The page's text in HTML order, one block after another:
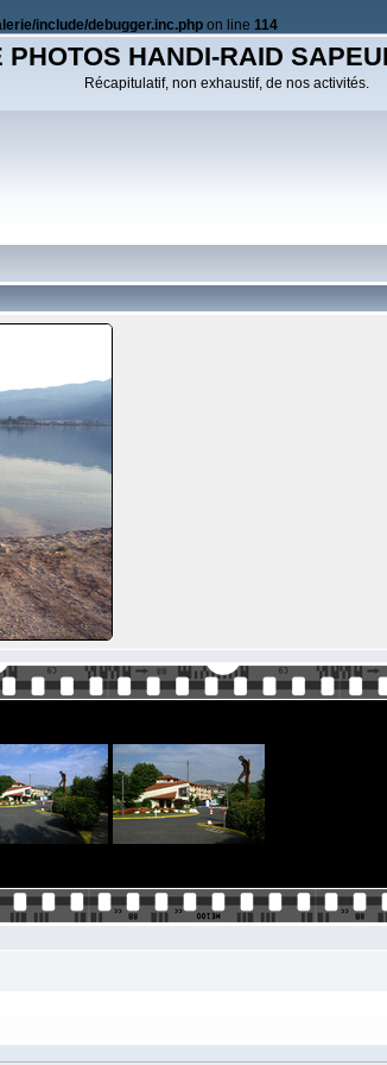
include/debugger.inc.php on line114
PHOTOS HANDI-RAID
Récapitulatif, non exhaustif, de nos activités.